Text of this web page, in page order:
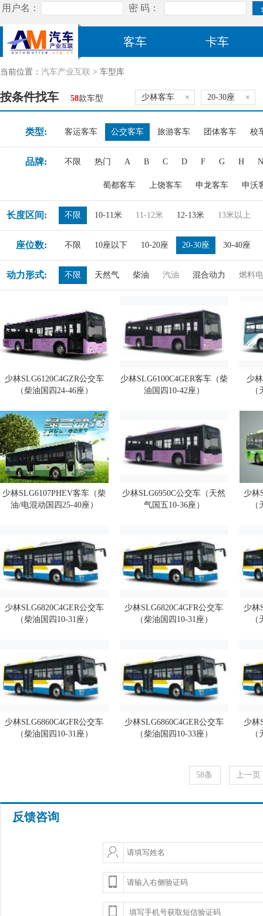
客车 卡车
当前位置： 汽车产业互联 > 车型库
按条件找车 58款车型 少林客车 × 20-30座 ×
类型: 客运客车 公交客车 旅游客车 团体客车 校
品牌: 不限 热门 A B C D F G H N
蜀都客车 上饶客车 申龙客车 申沃
长度区间: 不限 10-11米 11-12米 12-13米 13米以上
座位数: 不限 10座以下 10-20座 20-30座 30-40座
动力形式: 不限 天然气 柴油 汽油 混合动力 燃料
少林SLG6120C4GZR公交车
（柴油国四24-46座）
少林SLG6100C4GER客车（柴
油国四10-42座）
少
少林SLG6107PHEV客车（柴
油/电混动国四25-40座）
少林SLG6950C公交车（天然
气国五10-36座）
少林
少林SLG6820C4GER公交车
（柴油国四10-31座）
少林SLG6820C4GFR公交车
（柴油国四10-31座）
少林
少林SLG6860C4GFR公交车
（柴油国四10-31座）
少林SLG6860C4GER公交车
（柴油国四10-33座）
少林
58条 上一页
反馈咨询